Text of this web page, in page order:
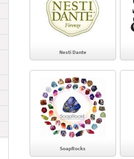
Nesti Dante
SoapRocks